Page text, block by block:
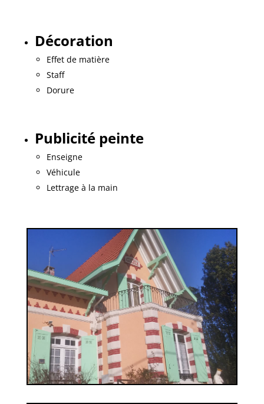
Décoration
Effet de matière
Staff
Dorure
Publicité peinte
Enseigne
Véhicule
Lettrage à la main